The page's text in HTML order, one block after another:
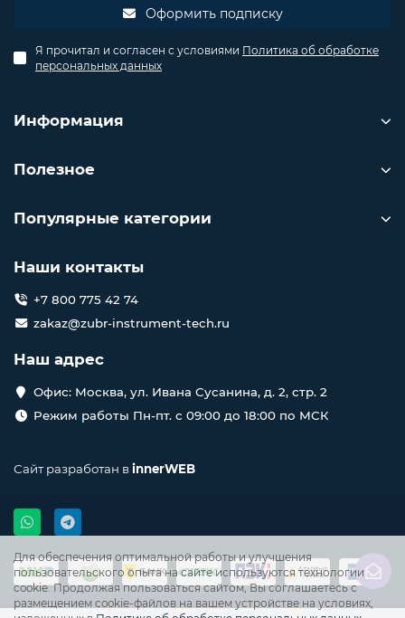
Для обеспечения оптимальной работы и улучшения
пользовательского опыта на сайте используются технологии
cookie. Продолжая пользоваться сайтом, Вы соглашаетесь с
размещением cookie-файлов на вашем устройстве на условиях,
Оформить подписку
Я прочитал и согласен с условиями Политика об обработке
персональных данных
Информация
Полезное
Популярные категории
Наши контакты
+7 800 775 42 74
zakaz@zubr-instrument-tech.ru
Наш адрес
Офис: Москва, ул. Ивана Сусанина, д. 2, стр. 2
Режим работы Пн-пт. с 09:00 до 18:00 по МСК
Сайт разработан вinnerWEB